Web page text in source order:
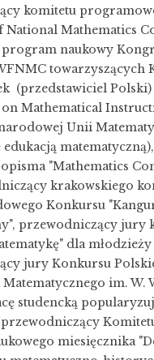
komitetu
National Mathematics
program naukowy
towarzyszących
(przedstawiciel
Mathematical
Unii
"Mathematics
krakowskiego
Konkursu
przewodniczący jury
dla
jury Konkursu
im. W.
studencką
miesięcznika